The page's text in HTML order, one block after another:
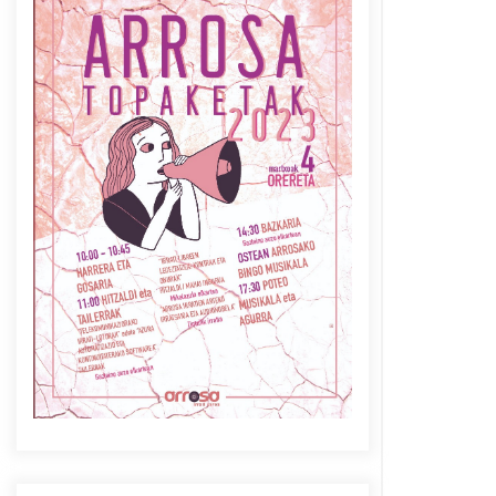
Azaroak 6 Iurretan Arrosa
sarearen IX. topaketak
2021/10/04
Berria egunkarian
elkarrizketa Arrosaren 20
urteez
2021/07/06
Arrosaren laburpen bideoa
Hamaika Telebistaren eskutik
2021/06/30